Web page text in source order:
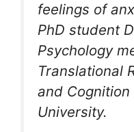
feelings of
PhD student
Psychology
Translational
and Cognition
University.